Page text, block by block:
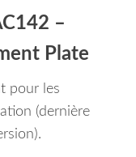
–
Plate
pour les
(dernière
.